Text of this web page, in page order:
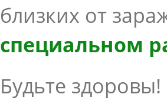
лизких от
специальном
Будьте здоровы!